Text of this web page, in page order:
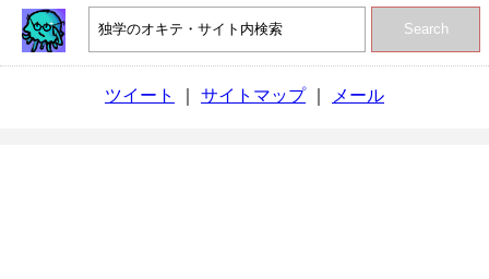
Search
ツイート サイトマップ｜ メール